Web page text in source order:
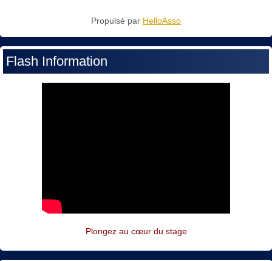
Propulsé par HelloAsso
Flash Information
Plongez au cœur du stage